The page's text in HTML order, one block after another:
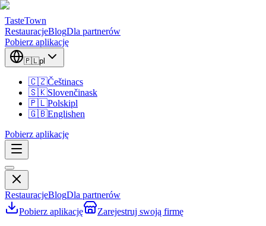
TasteTown
RestauracjeBlogDla partnerów
Pobierz aplikację
🇵🇱pl
🇨🇿Češtinacs
🇸🇰Slovenčinask
🇵🇱Polskipl
🇬🇧Englishen
Pobierz aplikację
RestauracjeBlogDla partnerów
Pobierz aplikację
Zarejestruj swoją firmę